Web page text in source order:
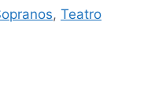
, Teatro